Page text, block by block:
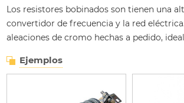
Los resistores bobinados son tienen una
convertidor de frecuencia y la red
aleaciones de cromo hechas a pedido,
Ejemplos